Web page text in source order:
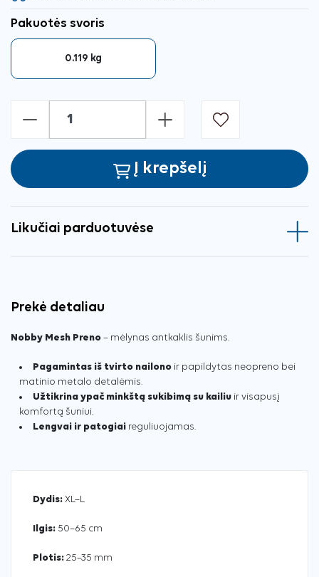
Pakuotės svoris
0.119 kg
- +
Į krepšelį
Likučiai parduotuvėse
Prekė detaliau
Nobby Mesh Preno – mėlynas antkaklis šunims.
Pagamintas iš tvirto nailono ir papildytas neopreno bei
matinio metalo detalėmis.
Užtikrina ypač minkštą sukibimą su kailiu ir visapusį
komfortą šuniui.
Lengvai ir patogiai reguliuojamas.
Dydis: XL–L
Ilgis: 50–65 cm
Plotis: 25–35 mm